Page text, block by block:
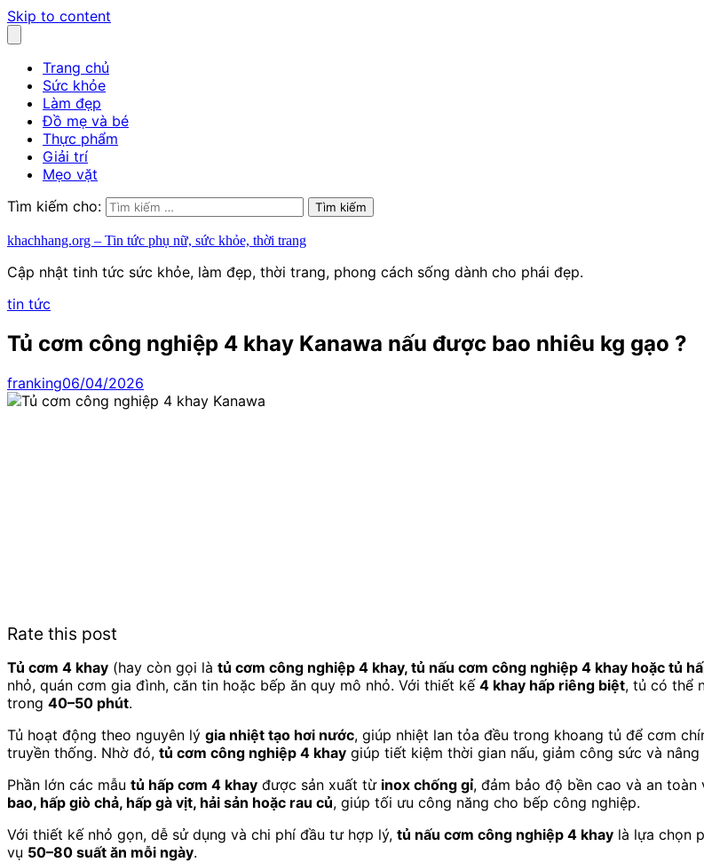
Skip to content
Trang chủ
Sức khỏe
Làm đẹp
Đồ mẹ và bé
Thực phẩm
Giải trí
Mẹo vặt
Tìm kiếm cho:
khachhang.org – Tin tức phụ nữ, sức khỏe, thời trang
Cập nhật tinh tức sức khỏe, làm đẹp, thời trang, phong cách sống dành cho phái đẹp.
tin tức
Tủ cơm công nghiệp 4 khay Kanawa nấu được bao nhiêu kg gạo ?
franking06/04/2026
Rate this post
Tủ cơm 4 khay (hay còn gọi là tủ cơm công nghiệp 4 khay, tủ nấu cơm công nghiệp 4 khay hoặc tủ
nhỏ, quán cơm gia đình, căn tin hoặc bếp ăn quy mô nhỏ. Với thiết kế 4 khay hấp riêng biệt, tủ có thể
trong 40–50 phút.
Tủ hoạt động theo nguyên lý gia nhiệt tạo hơi nước, giúp nhiệt lan tỏa đều trong khoang tủ để cơm
truyền thống. Nhờ đó, tủ cơm công nghiệp 4 khay giúp tiết kiệm thời gian nấu, giảm công sức và
Phần lớn các mẫu tủ hấp cơm 4 khay được sản xuất từ inox chống gỉ, đảm bảo độ bền cao và an
bao, hấp giò chả, hấp gà vịt, hải sản hoặc rau củ, giúp tối ưu công năng cho bếp công nghiệp.
Với thiết kế nhỏ gọn, dễ sử dụng và chi phí đầu tư hợp lý, tủ nấu cơm công nghiệp 4 khay là lựa chọn
vụ 50–80 suất ăn mỗi ngày.